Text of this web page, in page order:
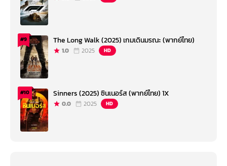
#9 The Long Walk (2025) เกมเดินมรณะ (พากย์ไทย)
1.0 2025 HD
#10 Sinners (2025) ซินเนอร์ส (พากย์ไทย) 1X
0.0 2025 HD